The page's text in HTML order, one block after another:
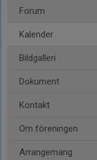
Forum
Kalender
Bildgalleri
Dokument
Kontakt
Om föreningen
Arrangemang